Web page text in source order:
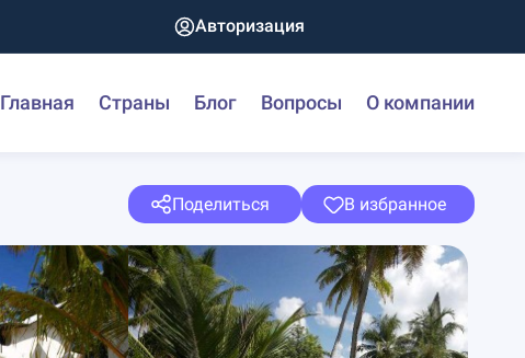
Авторизация
Главная Страны Блог Вопросы О компании
Поделиться В избранное